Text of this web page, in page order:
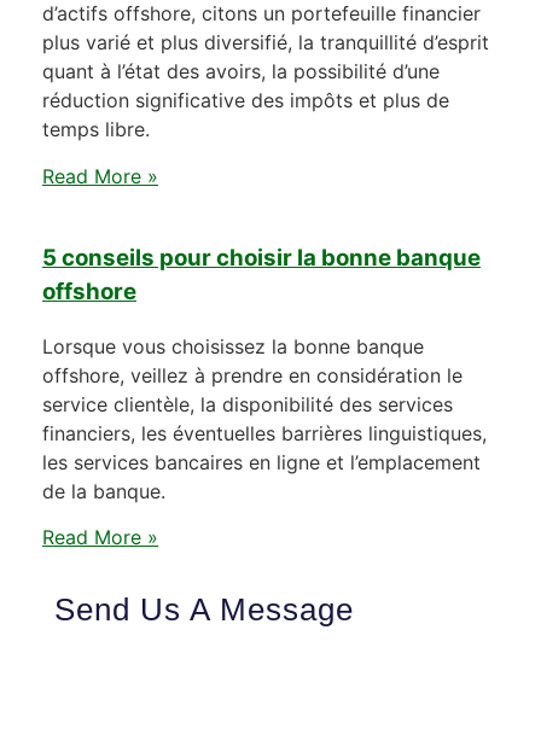
d’actifs offshore, citons un portefeuille financier
plus varié et plus diversifié, la tranquillité d’esprit
quant à l’état des avoirs, la possibilité d’une
réduction significative des impôts et plus de
temps libre.
Read More »
5 conseils pour choisir la bonne banque
offshore
Lorsque vous choisissez la bonne banque
offshore, veillez à prendre en considération le
service clientèle, la disponibilité des services
financiers, les éventuelles barrières linguistiques,
les services bancaires en ligne et l’emplacement
de la banque.
Read More »
Send Us A Message